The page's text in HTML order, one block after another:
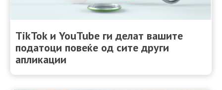
TikTok и YouTube ги делат вашите
податоци повеќе од сите други
апликации